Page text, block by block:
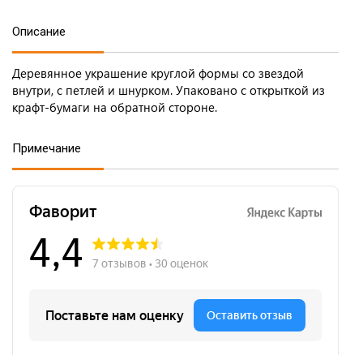
Описание
Деревянное украшение круглой формы со звездой
внутри, с петлей и шнурком. Упаковано с открыткой из
крафт-бумаги на обратной стороне.
Примечание